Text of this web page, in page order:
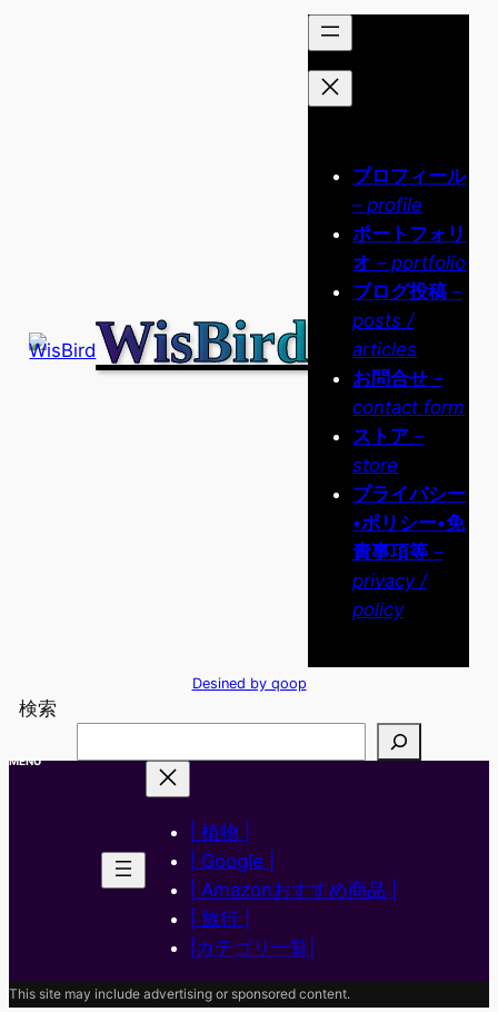
WisBird
プロフィール
– profile
ポートフォリ
オ – portfolio
ブログ投稿 –
posts /
articles
お問合せ –
contact form
ストア –
store
プライバシー
•ポリシー•免
責事項等 –
privacy /
policy
Desined by qoop
検索
MENU
| 植物 |
| Google |
| Amazonおすすめ商品 |
| 旅行 |
|カテゴリ一覧|
This site may include advertising or sponsored content.